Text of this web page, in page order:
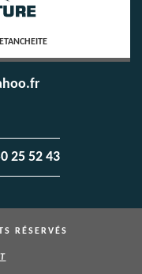
25 52 43
RÉSERVÉS